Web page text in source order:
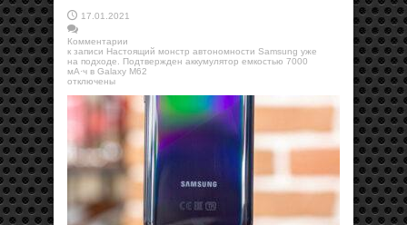
17.01.2021
Комментарии
к записи Настоящий монстр автономности Samsung уже
на подходе. Подтвержден аккумулятор емкостью 7000
мА·ч в Galaxy M62
отключены